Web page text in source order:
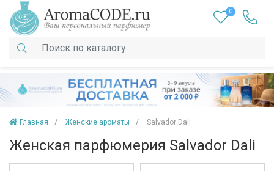
0
Главная Женские ароматы Salvador Dali
Женская парфюмерия Salvador Dali